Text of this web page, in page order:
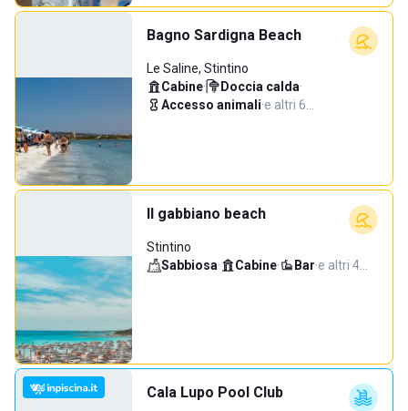
Bagno Sardigna Beach
Le Saline, Stintino
Cabine· Doccia calda·
Accesso animali·e altri 6…
Il gabbiano beach
Stintino
Sabbiosa· Cabine· Bar·e altri 4…
Cala Lupo Pool Club